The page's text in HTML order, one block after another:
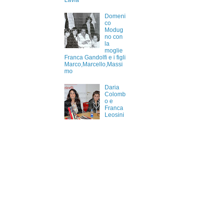
Domeni
co
Modug
no con
la
moglie
Franca Gandolfi e i figli
Marco,Marcello,Massi
mo
Daria
Colomb
o e
Franca
Leosini